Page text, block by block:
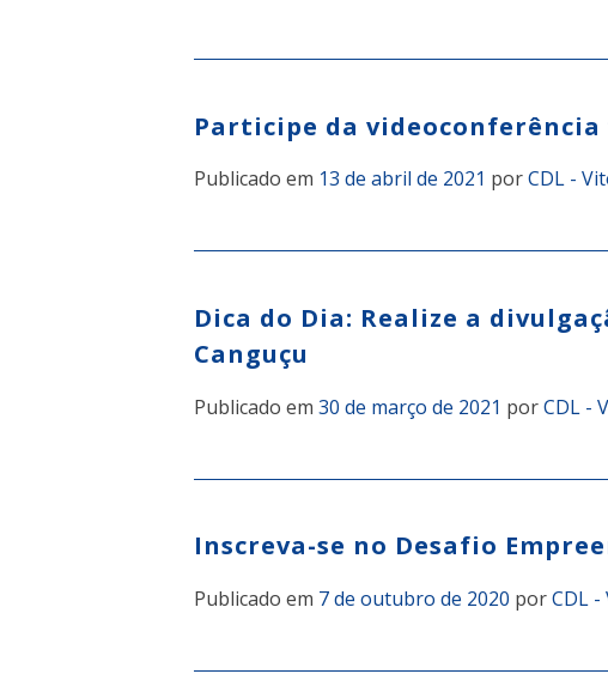
Participe da videoconferência
Publicado em 13 de abril de 2021 porCDL -
Dica do Dia: Realize a
Canguçu
Publicado em 30 de março de 2021 porCDL -
Inscreva-se no Desafio
Publicado em 7 de outubro de 2020 porCDL